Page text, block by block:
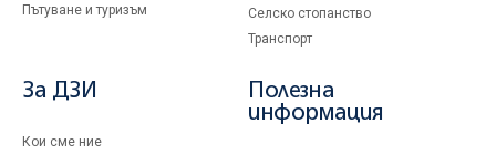
Пътуване и туризъм
Селско стопанство
Транспорт
За ДЗИ
Кои сме ние
Полезна
информация